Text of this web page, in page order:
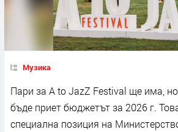
Музика
Пари за A to JazZ Festival ще има,
бъде приет бюджетът за 2026 г.
специална позиция на